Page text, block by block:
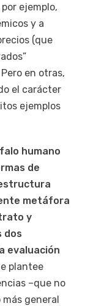
ejemplo,
y a
(que
en otras,
el carácter
ejemplos
humano
de
metáfora
y
dos
evaluación
plantee
–que no
general